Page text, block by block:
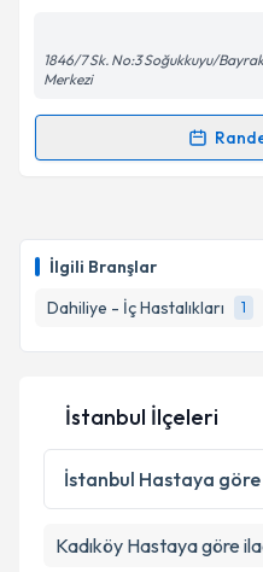
İlgili Branşlar
Dahiliye - İç Hastalıkları
1
Metni'ni okudum
Takvim
1846/7 Sk. No:3 Soğukkuyu/
Merkezi
Randevu Takvimi
için bir takvim
bilgilendireceğiz.
E-posta Adresiniz
Kişisel verilerimin
Metni'ni okudum
İstanbul İlçeleri
İstanbul Hastaya
Kadıköy Hastaya göre